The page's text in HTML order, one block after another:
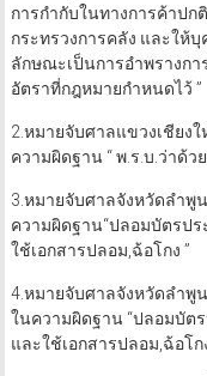
การกำกับในทางการค้าป
กระทรวงการคลัง และให้
ลักษณะเป็นการอำพรางกา
อัตราที่กฎหมายกำหนดไว้ ”
2.หมายจับศาลแขวงเชียง
ความผิดฐาน “ พ.ร.บ.ว่าด้ว
3.หมายจับศาลจังหวัดลำพู
ความผิดฐาน“ปลอมบัตรป
ใช้เอกสารปลอม,ฉ้อโกง ”
4.หมายจับศาลจังหวัดลำพู
ในความผิดฐาน “ปลอมบัต
และใช้เอกสารปลอม,ฉ้อโก